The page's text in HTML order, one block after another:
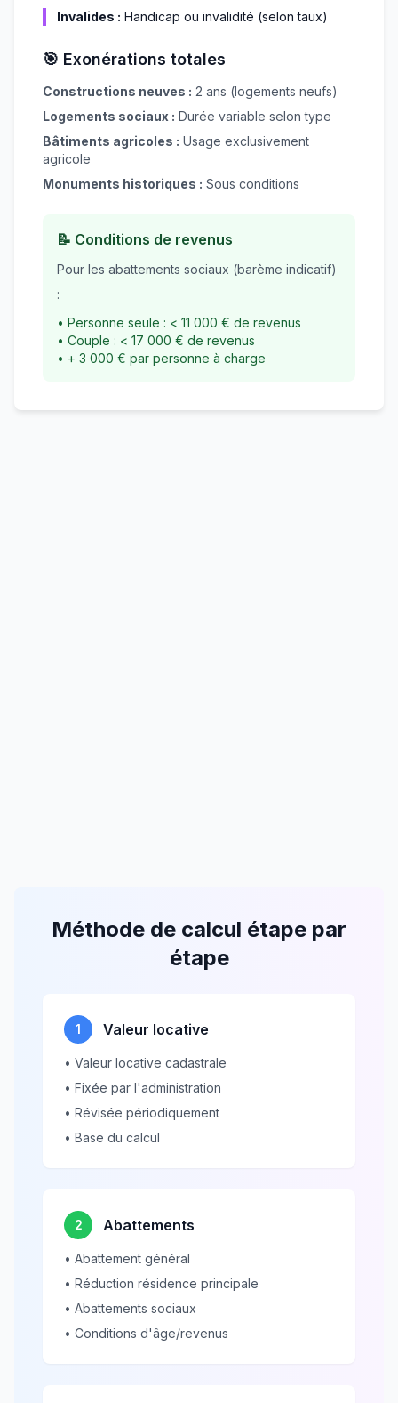
Invalides : Handicap ou invalidité (selon taux)
🎯 Exonérations totales
Constructions neuves : 2 ans (logements neufs)
Logements sociaux : Durée variable selon type
Bâtiments agricoles : Usage exclusivement
agricole
Monuments historiques : Sous conditions
📝 Conditions de revenus
Pour les abattements sociaux (barème indicatif)
:
• Personne seule : < 11 000 € de revenus
• Couple : < 17 000 € de revenus
• + 3 000 € par personne à charge
Méthode de calcul étape par
étape
1 Valeur locative
• Valeur locative cadastrale
• Fixée par l'administration
• Révisée périodiquement
• Base du calcul
2 Abattements
• Abattement général
• Réduction résidence principale
• Abattements sociaux
• Conditions d'âge/revenus